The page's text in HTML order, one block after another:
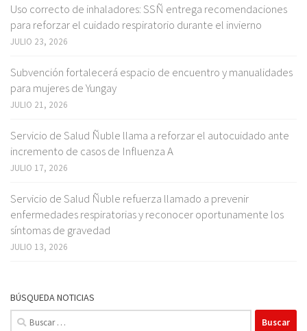
Uso correcto de inhaladores: SSÑ entrega recomendaciones
para reforzar el cuidado respiratorio durante el invierno
JULIO 23, 2026
Subvención fortalecerá espacio de encuentro y manualidades
para mujeres de Yungay
JULIO 21, 2026
Servicio de Salud Ñuble llama a reforzar el autocuidado ante
incremento de casos de Influenza A
JULIO 17, 2026
Servicio de Salud Ñuble refuerza llamado a prevenir
enfermedades respiratorias y reconocer oportunamente los
síntomas de gravedad
JULIO 13, 2026
BÚSQUEDA NOTICIAS
Buscar: